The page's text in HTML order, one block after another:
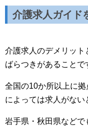
介護求人ガイド
介護求人のデメリット
ばらつきがあることで
全国の10か所以上に
によっては求人がない
岩手県・秋田県など